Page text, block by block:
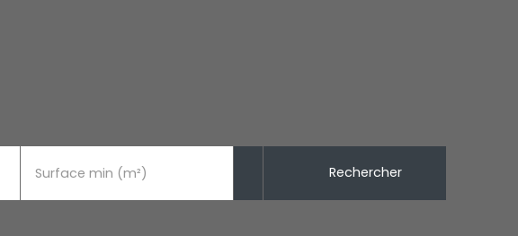
Surface min (m²) Rechercher